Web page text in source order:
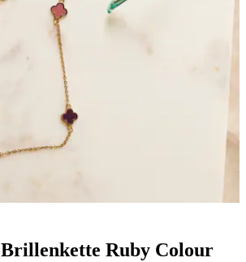
Brillenkette Ruby Colour